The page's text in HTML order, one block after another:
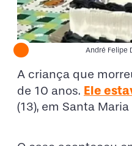
André Felipe
A criança que
de 10 anos. Ele
(13), em Santa